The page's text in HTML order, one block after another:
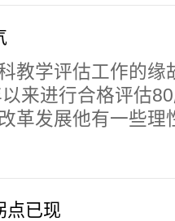
教学评估工作的缘
来进行合格评估
革发展他有一些理
点已现